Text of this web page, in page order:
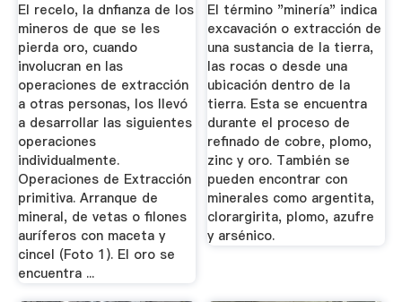
El recelo, la dnfianza de los
mineros de que se les
pierda oro, cuando
involucran en las
operaciones de extracción
a otras personas, los llevó
a desarrollar las siguientes
operaciones
individualmente.
Operaciones de Extracción
primitiva. Arranque de
mineral, de vetas o filones
auríferos con maceta y
cincel (Foto 1). El oro se
encuentra ...
El término "minería" indica
excavación o extracción de
una sustancia de la tierra,
las rocas o desde una
ubicación dentro de la
tierra. Esta se encuentra
durante el proceso de
refinado de cobre, plomo,
zinc y oro. También se
pueden encontrar con
minerales como argentita,
clorargirita, plomo, azufre
y arsénico.